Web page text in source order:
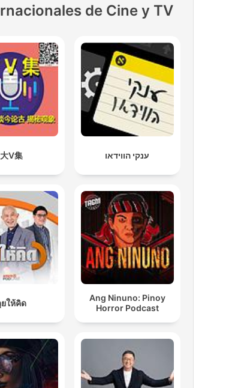
de Cine y TV
大V集 ענקי הווידאו
ให้คิด
Ang Ninuno: Pinoy
Horror Podcast